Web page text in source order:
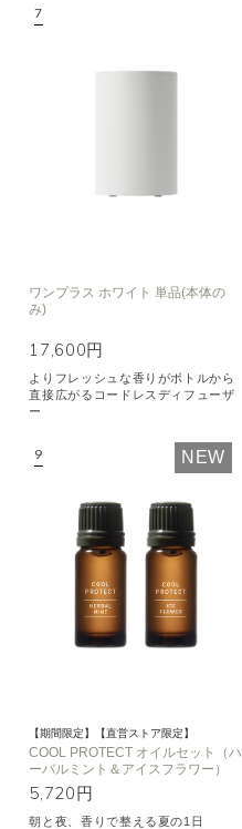
ワンプラス ホワイト 単品(本体の
み)
17,600円
よりフレッシュな香りがボトルから
直接広がるコードレスディフューザ
ー
NEW
【期間限定】【直営ストア限定】
COOL PROTECT オイルセット（ハ
ーバルミント＆アイスフラワー）
5,720円
朝と夜、香りで整える夏の1日